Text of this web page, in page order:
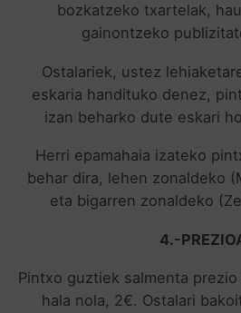
bozkatzeko txartelak,
gainontzeko
Ostalariek, ustez
eskaria handituko denez,
izan beharko dute eskari
Herri epamahaia izateko
behar dira, lehen zonaldeko
eta bigarren zonaldeko
4.-
Pintxo guztiek salmenta
hala nola, 2€. Ostalari